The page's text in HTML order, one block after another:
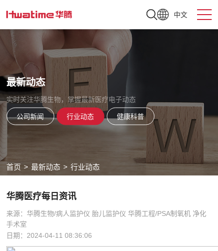
中文
最新动态
实时关注华腾生物，掌握最新医疗电子动态
公司新闻 行业动态 健康科普
首页 > 最新动态 > 行业动态
华腾医疗每日资讯
来源：华腾生物/病人监护仪 胎儿监护仪 华腾工程/PSA制氧机 净化
手术室
日期：2024-04-11 08:36:06